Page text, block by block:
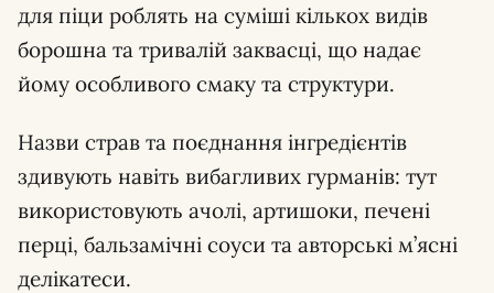
для піци роблять на суміші кількох видів
борошна та тривалій заквасці, що надає
йому особливого смаку та структури.
Назви страв та поєднання інгредієнтів
здивують навіть вибагливих гурманів: тут
використовують ачолі, артишоки, печені
перці, бальзамічні соуси та авторські м’ясні
делікатеси.